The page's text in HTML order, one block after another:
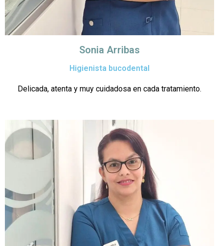
Sonia Arribas
Higienista bucodental
Delicada, atenta y muy cuidadosa en cada tratamiento.